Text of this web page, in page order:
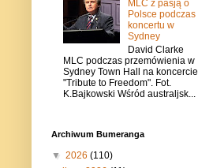
MLC z pasją o
Polsce podczas
koncertu w
Sydney
David Clarke
MLC podczas przemówienia w
Sydney Town Hall na koncercie
"Tribute to Freedom". Fot.
K.Bajkowski Wśród australjsk...
Archiwum Bumeranga
▼ 2026 (110)